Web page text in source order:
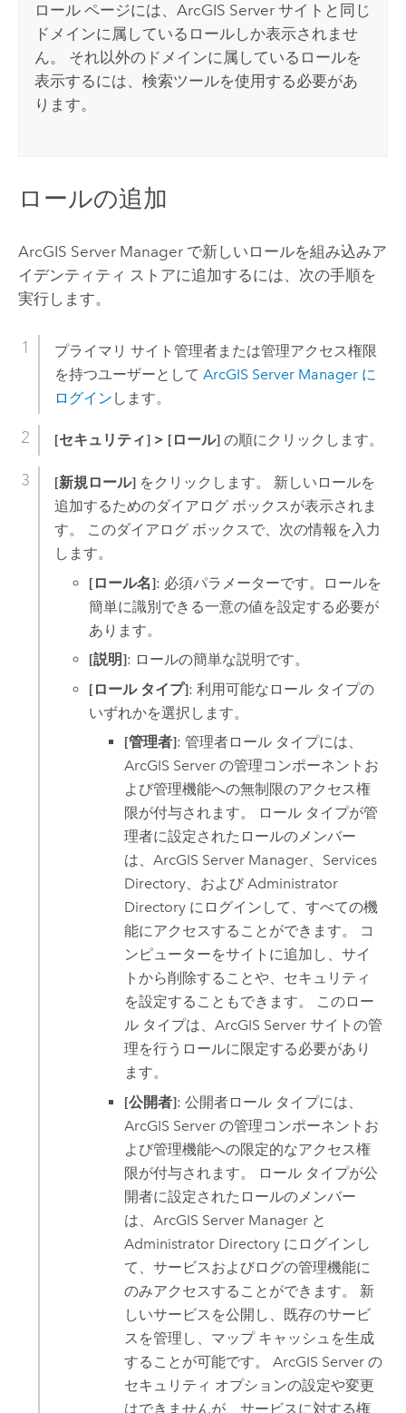
ロール ページには、ArcGIS Server サイトと同じ
ドメインに属しているロールしか表示されませ
ん。 それ以外のドメインに属しているロールを
表示するには、検索ツールを使用する必要があ
ります。
ロールの追加
ArcGIS ServerManager で新しいロールを組み込みア
イデンティティ ストアに追加するには、次の手順を
実行します。
プライマリ サイト管理者または管理アクセス権限
を持つユーザーとして ArcGIS Server Manager に
ログイン します。
[セキュリティ] > [ロール]の順にクリックします。
[新規ロール]をクリックします。 新しいロールを
追加するためのダイアログ ボックスが表示されま
す。 このダイアログ ボックスで、次の情報を入力
します。
[ロール名]: 必須パラメーターです。ロールを
簡単に識別できる一意の値を設定する必要が
あります。
[説明]: ロールの簡単な説明です。
[ロール タイプ]: 利用可能なロール タイプの
いずれかを選択します。
[管理者]: 管理者ロール タイプには、
ArcGIS Serverの管理コンポーネントお
よび管理機能への無制限のアクセス権
限が付与されます。 ロール タイプが管
理者に設定されたロールのメンバー
は、 ArcGIS ServerManager、Services
Directory、および Administrator
Directory にログインして、すべての機
能にアクセスすることができます。 コ
ンピューターをサイトに追加し、サイ
トから削除することや、セキュリティ
を設定することもできます。 このロー
ル タイプは、 ArcGIS Serverサイトの管
理を行うロールに限定する必要があり
ます。
[公開者]: 公開者ロール タイプには、
ArcGIS Serverの管理コンポーネントお
よび管理機能への限定的なアクセス権
限が付与されます。 ロール タイプが公
開者に設定されたロールのメンバー
は、 ArcGIS ServerManager と
Administrator Directory にログインし
て、サービスおよびログの管理機能に
のみアクセスすることができます。 新
しいサービスを公開し、既存のサービ
スを管理し、マップ キャッシュを生成
することが可能です。 ArcGIS Serverの
セキュリティ オプションの設定や変更
はできませんが、サービスに対する権